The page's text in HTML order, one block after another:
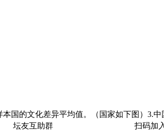
国的文化差异平均值。（国家如下图）3.
坛友互助群
扫码加